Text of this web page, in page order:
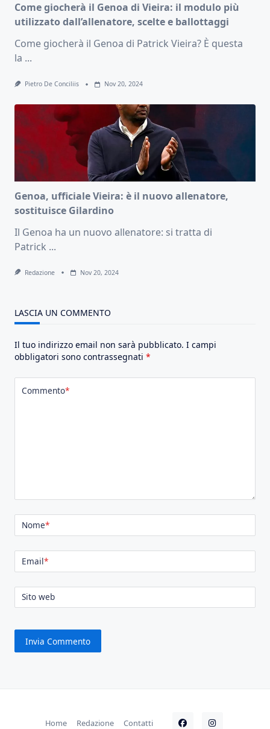
Come giocherà il Genoa di Vieira: il modulo più
utilizzato dall’allenatore, scelte e ballottaggi
Come giocherà il Genoa di Patrick Vieira? È questa
la ...
Pietro De Conciliis Nov 20, 2024
Genoa, ufficiale Vieira: è il nuovo allenatore,
sostituisce Gilardino
Il Genoa ha un nuovo allenatore: si tratta di
Patrick ...
Redazione Nov 20, 2024
LASCIA UN COMMENTO
Il tuo indirizzo email non sarà pubblicato. I campi
obbligatori sono contrassegnati *
Commento*
Nome*
Email*
Sito web
Home Redazione Contatti